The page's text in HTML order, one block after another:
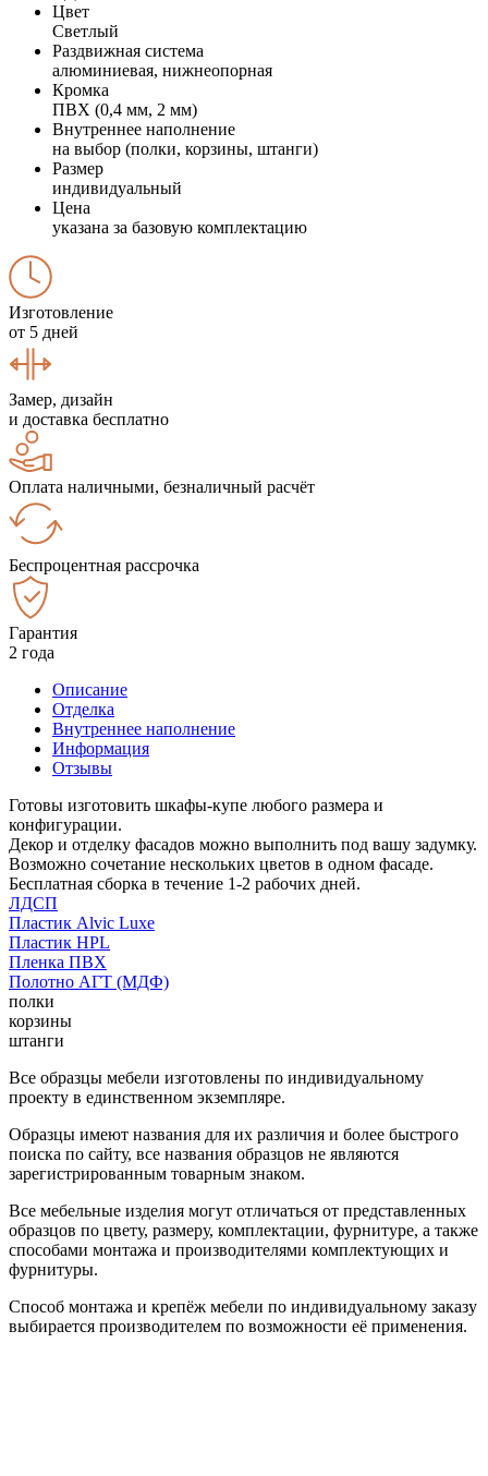
Цвет
Светлый
Раздвижная система
алюминиевая, нижнеопорная
Кромка
ПВХ (0,4 мм, 2 мм)
Внутреннее наполнение
на выбор (полки, корзины, штанги)
Размер
индивидуальный
Цена
указана за базовую комплектацию
Изготовление
от 5 дней
Замер, дизайн
и доставка бесплатно
Оплата наличными, безналичный расчёт
Беспроцентная рассрочка
Гарантия
2 года
Описание
Отделка
Внутреннее наполнение
Информация
Отзывы
Готовы изготовить шкафы-купе любого размера и
конфигурации.
Декор и отделку фасадов можно выполнить под вашу задумку.
Возможно сочетание нескольких цветов в одном фасаде.
Бесплатная сборка в течение 1-2 рабочих дней.
ЛДСП
Пластик Alvic Luxe
Пластик HPL
Пленка ПВХ
Полотно АГТ (МДФ)
полки
корзины
штанги
Все образцы мебели изготовлены по индивидуальному
проекту в единственном экземпляре.
Образцы имеют названия для их различия и более быстрого
поиска по сайту, все названия образцов не являются
зарегистрированным товарным знаком.
Все мебельные изделия могут отличаться от представленных
образцов по цвету, размеру, комплектации, фурнитуре, а также
способами монтажа и производителями комплектующих и
фурнитуры.
Способ монтажа и крепёж мебели по индивидуальному заказу
выбирается производителем по возможности её применения.